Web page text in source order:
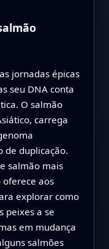
jornadas épicas
seu DNA conta
O salmão
carrega
de duplicação.
salmão mais
aos
explorar como
peixes a se
em mudança
salmões